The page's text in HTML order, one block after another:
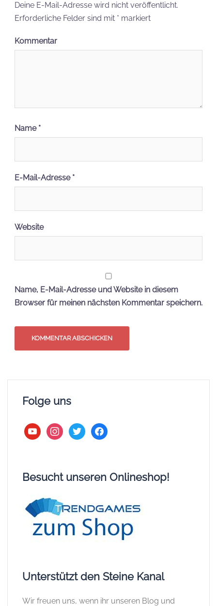
Deine E-Mail-Adresse wird nicht veröffentlicht.
Erforderliche Felder sind mit * markiert
Kommentar
Name *
E-Mail-Adresse *
Website
Name, E-Mail-Adresse und Website in diesem
Browser für meinen nächsten Kommentar speichern.
Folge uns
youtubeinstagram
twitter facebook
Besucht unseren Onlineshop!
Unterstützt den Steine Kanal
Wir freuen uns, wenn ihr unseren Blog und